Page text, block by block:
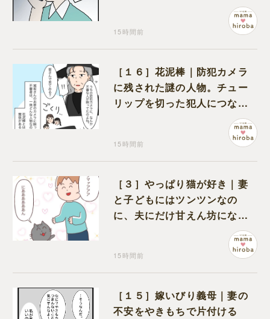
15時間前
［１６］花泥棒｜防犯カメラ
に残された謎の人物。チュー
リップを切った犯人につなが
る証拠になるのか期待する
15時間前
［３］やっぱり猫が好き｜妻
と子どもにはツンツンなの
に、夫にだけ甘えん坊になる
15時間前
［１５］嫁いびり義母｜妻の
不安をやきもちで片付ける